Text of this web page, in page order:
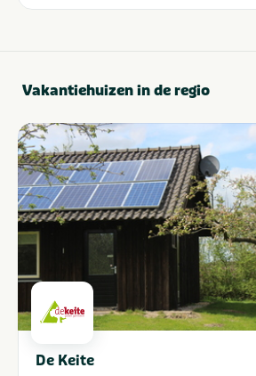
Vakantiehuizen in de regio
De Keite